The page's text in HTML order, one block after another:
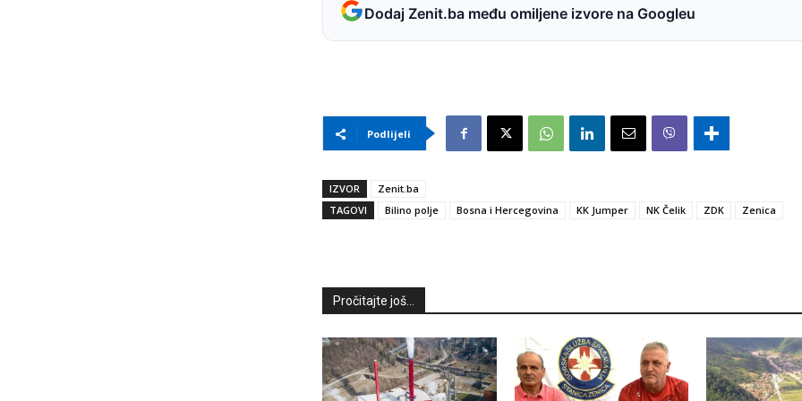
Dodaj Zenit.ba među omiljene izvore na Googleu
Podlijeli
IZVOR
Zenit.ba
TAGOVI
Bilino polje Bosna i Hercegovina KK Jumper NK Čelik ZDK Zenica
Pročitajte još...